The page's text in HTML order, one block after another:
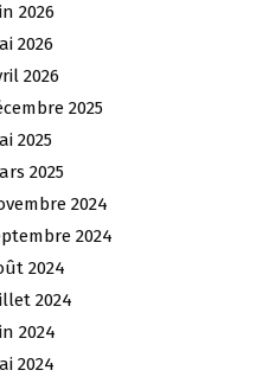
2026
2026
2026
2025
2025
2025
2024
2024
2024
2024
2024
2024